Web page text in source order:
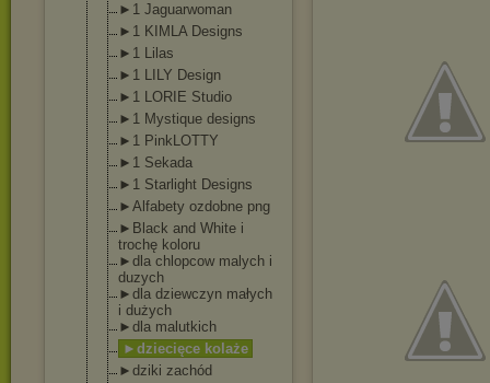
►1 Jaguarwoman
►1 KIMLA Designs
►1 Lilas
►1 LILY Design
►1 LORIE Studio
►1 Mystique designs
►1 PinkLOTTY
►1 Sekada
►1 Starlight Designs
►Alfabety ozdobne png
►Black and White i
trochę koloru
►dla chlopcow malych i
duzych
►dla dziewczyn małych
i dużych
►dla malutkich
►dziecięce kolaże
►dziki zachód